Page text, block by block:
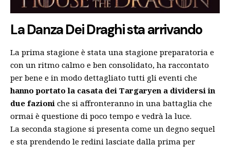
La Danza Dei Draghi sta arrivando
La prima stagione è stata una stagione preparatoria e
con un ritmo calmo e ben consolidato, ha raccontato
per bene e in modo dettagliato tutti gli eventi che
hanno portato la casata dei Targaryen a dividersi in
due fazioni che si affronteranno in una battaglia che
ormai è questione di poco tempo e vedrà la luce.
La seconda stagione si presenta come un degno sequel
e sta prendendo le redini lasciate dalla prima per